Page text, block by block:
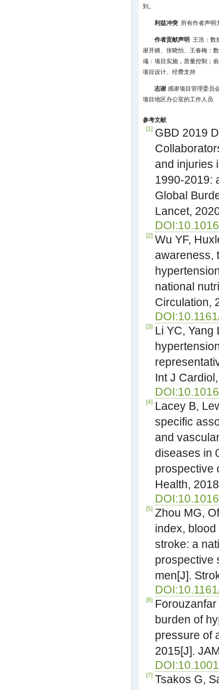
到。
利益冲突 所有作者声明
作者贡献声明
王浩：数
谢开婿、张晓怡、王春梅：
彧：项目实施，质量控制；
项目设计、经费支持
志谢 感谢项目管理委员
项目地区办公室的工作人员
参考文献
[1] GBD 2019
and injuries
1990-2019:
Global
Lancet,
[2] Wu YF,
awareness,
national
Circulation,
[3]
Li YC, Yang
Int J
[4]
Lacey B,
specific
and
diseases in
prospective
Health,
[5] Zhou MG,
index,
stroke: a
prospective
men[J].
[6]
burden of
pressure of
2015[J].
[7] Tsakos G,